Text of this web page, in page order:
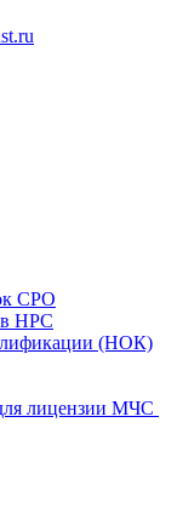
СРО
в НРС
(НОК)
лицензии МЧС